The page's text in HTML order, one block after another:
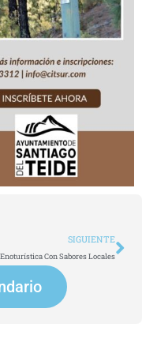
SIGUIENTE
Con Sabores Locales